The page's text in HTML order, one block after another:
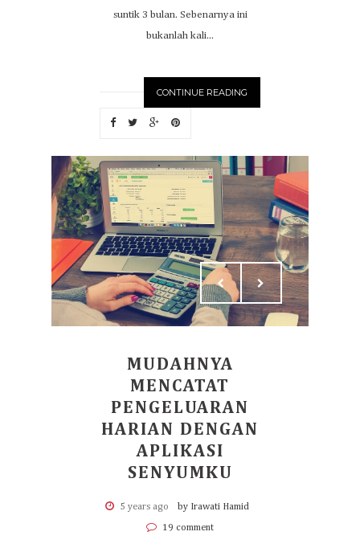
suntik 3 bulan. Sebenarnya ini
bukanlah kali...
CONTINUE READING
MUDAHNYA
MENCATAT
PENGELUARAN
HARIAN DENGAN
APLIKASI
SENYUMKU
5 years ago by Irawati Hamid
19 comment